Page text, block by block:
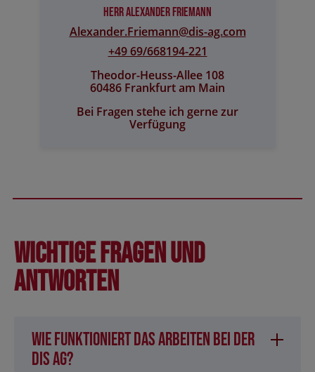
Herr Alexander Friemann
Alexander.Friemann@​dis-ag.com
+49 69/668194-221
Theodor-Heuss-Allee 108
60486 Frankfurt am Main
Bei Fragen stehe ich gerne zur
Verfügung
Wichtige Fragen und
Antworten
Wie funktioniert das Arbeiten bei der
DIS AG?